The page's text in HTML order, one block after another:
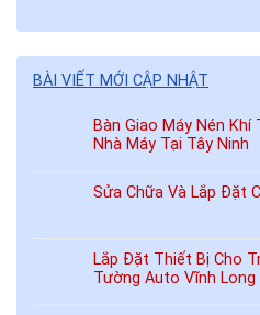
BÀI VIẾT MỚI CẬP NHẬT
Bàn Giao Máy Nén
Nhà Máy Tại Tây Ninh
Sửa Chữa Và Lắp Đặt
Lắp Đặt Thiết Bị Cho
Tường Auto Vĩnh Long